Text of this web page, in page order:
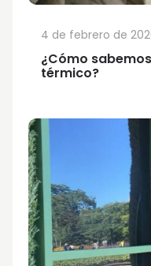
¿Cómo
térmico?
4 de febrero de